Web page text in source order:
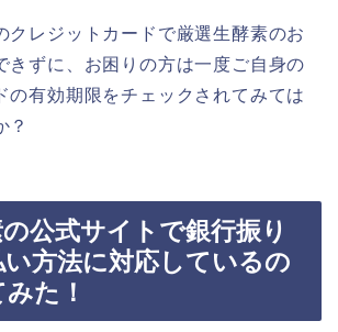
クレジットカードで厳選生酵素のお
きずに、お困りの方は一度ご自身の
の有効期限をチェックされてみては
？
公式サイトで銀行振り
方法に対応しているの
た！